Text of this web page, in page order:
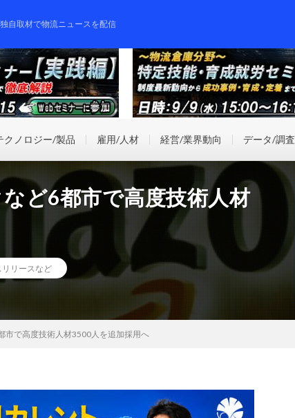
自取材で物流ニュースを配信
クノロジー/製品 雇用/人材 経営/業界動向 データ/調査
ど6都市で高度技術人材
リリースなど
市で高度技術人材3500人を追加採用へ